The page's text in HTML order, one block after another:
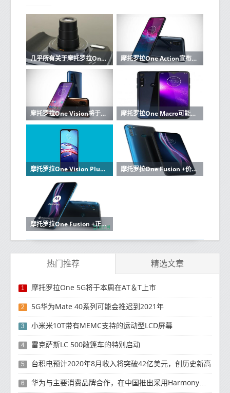
几乎所有关于摩托罗拉One Zoom的信息都泄漏了 摩托罗拉One Action宣布它是智能手机世界的GoPro吗
摩托罗拉One Vision将于今日在印度推出将挑战Galaxy M40 摩托罗拉One Macro可能会在下周四宣布
摩托罗拉One Vision Plus和Moto E7登上Google Android Enterprise 摩托罗拉One Fusion +价格和规格泄露
摩托罗拉One Fusion +正式在美国以399美元的价格推出
热门推荐 精选文章
1 摩托罗拉One 5G将于本周在AT＆T上市
2 5G华为Mate 40系列可能会推迟到2021年
3 小米米10T带有MEMC支持的运动型LCD屏幕
4 雷克萨斯LC 500敞篷车的特别启动
5 台积电预计2020年8月收入将突破42亿美元，创历史新高
6 华为与主要消费品牌合作，在中国推出采用HarmonyOS 2.0的智能家居产品